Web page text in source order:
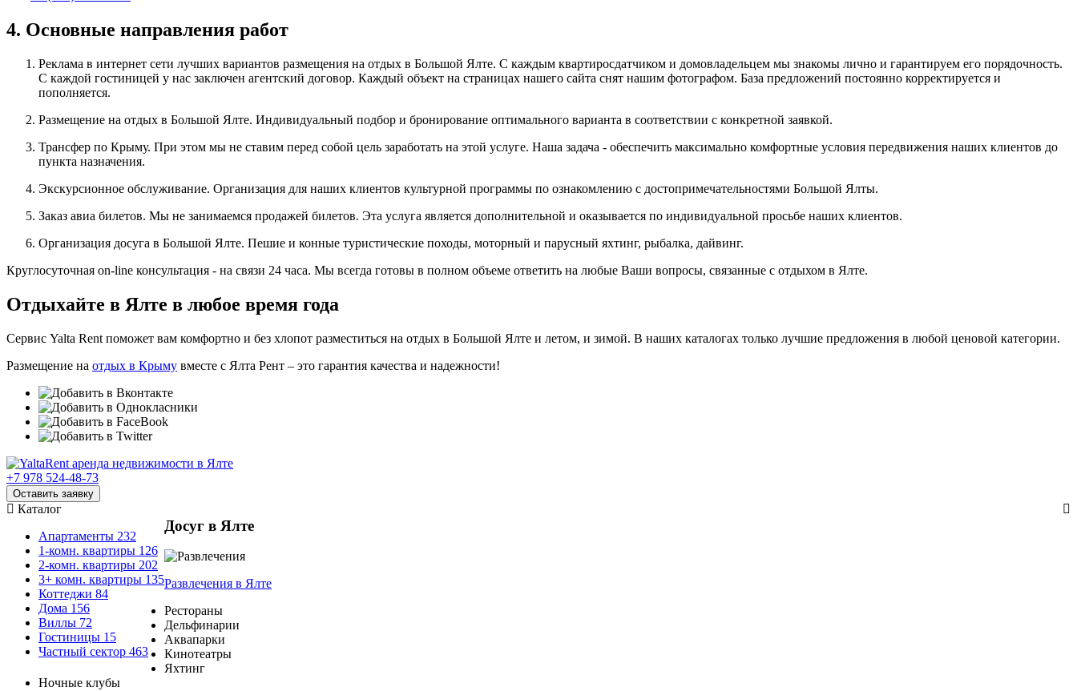
4. Основные направления работ
Реклама в интернет сети лучших вариантов размещения на отдых в Большой Ялте. С каждым квартиросдатчиком и домовладельцем мы знакомы лично и гарантируем его порядочность.
С каждой гостиницей у нас заключен агентский договор. Каждый объект на страницах нашего сайта снят нашим фотографом. База предложений постоянно корректируется и
пополняется.
Размещение на отдых в Большой Ялте. Индивидуальный подбор и бронирование оптимального варианта в соответствии с конкретной заявкой.
Трансфер по Крыму. При этом мы не ставим перед собой цель заработать на этой услуге. Наша задача - обеспечить максимально комфортные условия передвижения наших клиентов до
пункта назначения.
Экскурсионное обслуживание. Организация для наших клиентов культурной программы по ознакомлению с достопримечательностями Большой Ялты.
Заказ авиа билетов. Мы не занимаемся продажей билетов. Эта услуга является дополнительной и оказывается по индивидуальной просьбе наших клиентов.
Организация досуга в Большой Ялте. Пешие и конные туристические походы, моторный и парусный яхтинг, рыбалка, дайвинг.
Круглосуточная on-line консультация - на связи 24 часа. Мы всегда готовы в полном объеме ответить на любые Ваши вопросы, связанные с отдыхом в Ялте.
Отдыхайте в Ялте в любое время года
Сервис Yalta Rent поможет вам комфортно и без хлопот разместиться на отдых в Большой Ялте и летом, и зимой. В наших каталогах только лучшие предложения в любой ценовой категории.
Размещение на отдых в Крыму вместе с Ялта Рент – это гарантия качества и надежности!
+7 978 524-48-73
Оставить заявку
Каталог
Апартаменты 232
1-комн. квартиры 126
2-комн. квартиры 202
3+ комн. квартиры 135
Коттеджи 84
Дома 156
Виллы 72
Гостиницы 15
Частный сектор 463
Досуг в Ялте
Развлечения в Ялте
Рестораны
Дельфинарии
Аквапарки
Кинотеатры
Яхтинг
Ночные клубы